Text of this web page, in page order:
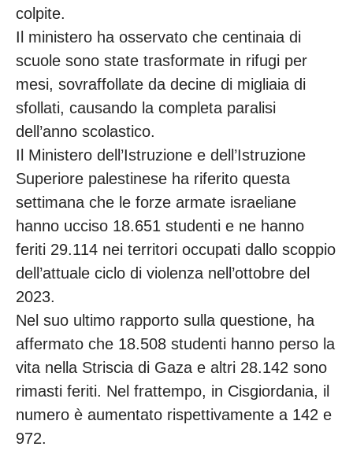
colpite.
Il ministero ha osservato che centinaia di
scuole sono state trasformate in rifugi per
mesi, sovraffollate da decine di migliaia di
sfollati, causando la completa paralisi
dell’anno scolastico.
Il Ministero dell’Istruzione e dell’Istruzione
Superiore palestinese ha riferito questa
settimana che le forze armate israeliane
hanno ucciso 18.651 studenti e ne hanno
feriti 29.114 nei territori occupati dallo scoppio
dell’attuale ciclo di violenza nell’ottobre del
2023.
Nel suo ultimo rapporto sulla questione, ha
affermato che 18.508 studenti hanno perso la
vita nella Striscia di Gaza e altri 28.142 sono
rimasti feriti. Nel frattempo, in Cisgiordania, il
numero è aumentato rispettivamente a 142 e
972.